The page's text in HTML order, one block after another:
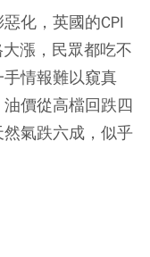
化，英國的CPI
漲，民眾都吃不
情報難以窺真
價從高檔回跌四
氣跌六成，似乎